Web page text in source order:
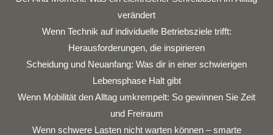
verändert
Wenn Technik auf individuelle Betriebsziele trifft:
Herausforderungen, die inspirieren
Scheidung und Neuanfang: Was dir in einer schwierigen
Lebensphase Halt gibt
Wenn Mobilität den Alltag umkrempelt: So gewinnen Sie Zeit
und Freiraum
Wenn schwere Lasten nicht warten können – smarte